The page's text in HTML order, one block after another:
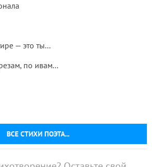
ВСЕ СТИХИ ПОЭТА...
— это ты...
по ивам...